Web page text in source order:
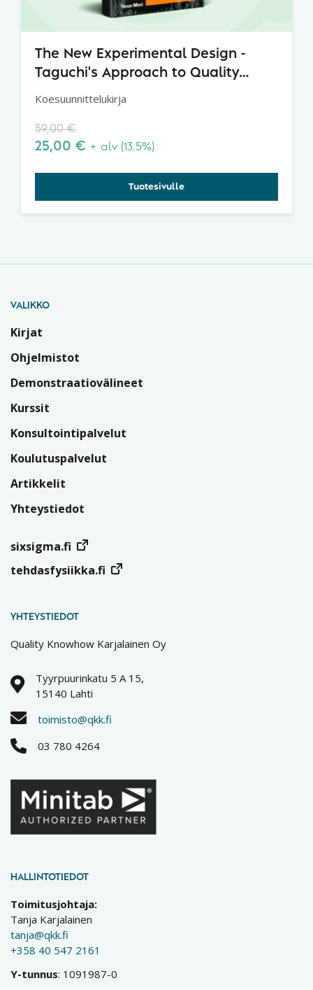
The New Experimental Design -
Taguchi's Approach to Quality
Koesuunnittelukirja
59,00€
25,00 € + alv (13.5%)
Tuotesivulle
VALIKKO
Kirjat
Ohjelmistot
Demonstraatiovälineet
Kurssit
Konsultointipalvelut
Koulutuspalvelut
Artikkelit
Yhteystiedot
sixsigma.fi
tehdasfysiikka.fi
YHTEYSTIEDOT
Quality Knowhow Karjalainen Oy
Tyyrpuurinkatu 5 A 15,
15140 Lahti
toimisto@qkk.fi
03 780 4264
HALLINTOTIEDOT
Toimitusjohtaja:
Tanja Karjalainen
tanja@qkk.fi
+358 40 547 2161
Y-tunnus: 1091987-0